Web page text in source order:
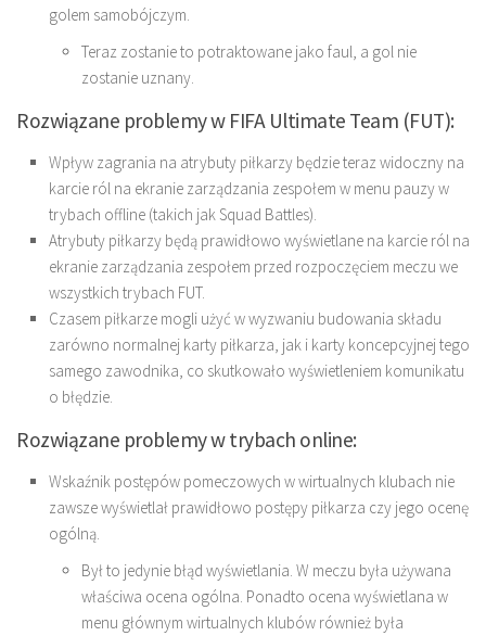
golem samobójczym.
Teraz zostanie to potraktowane jako faul, a gol nie
zostanie uznany.
Rozwiązane problemy w FIFA Ultimate Team (FUT):
Wpływ zagrania na atrybuty piłkarzy będzie teraz widoczny na
karcie ról na ekranie zarządzania zespołem w menu pauzy w
trybach offline (takich jak Squad Battles).
Atrybuty piłkarzy będą prawidłowo wyświetlane na karcie ról na
ekranie zarządzania zespołem przed rozpoczęciem meczu we
wszystkich trybach FUT.
Czasem piłkarze mogli użyć w wyzwaniu budowania składu
zarówno normalnej karty piłkarza, jak i karty koncepcyjnej tego
samego zawodnika, co skutkowało wyświetleniem komunikatu
o błędzie.
Rozwiązane problemy w trybach online:
Wskaźnik postępów pomeczowych w wirtualnych klubach nie
zawsze wyświetlał prawidłowo postępy piłkarza czy jego ocenę
ogólną.
Był to jedynie błąd wyświetlania. W meczu była używana
właściwa ocena ogólna. Ponadto ocena wyświetlana w
menu głównym wirtualnych klubów również była